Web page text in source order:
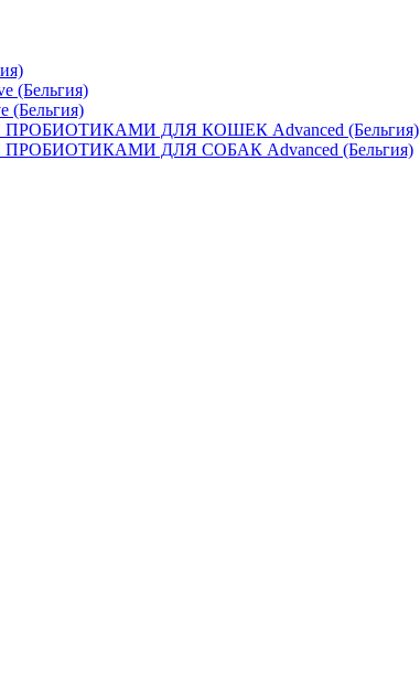
(Бельгия)
(Бельгия)
ДЛЯ КОШЕК Advanced (Бельгия)
ДЛЯ СОБАК Advanced (Бельгия)